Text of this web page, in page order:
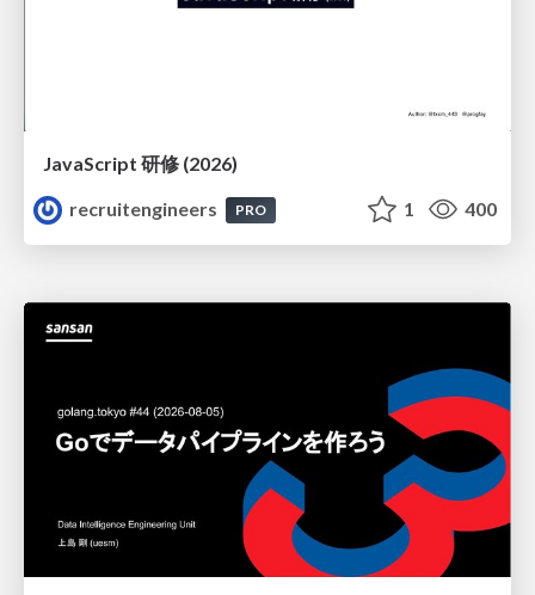
JavaScript 研修 (2026)
recruitengineers
PRO 1 400